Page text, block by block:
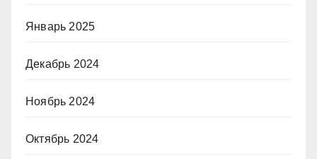
Январь 2025
Декабрь 2024
Ноябрь 2024
Октябрь 2024